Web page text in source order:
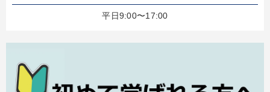
平日9:00〜17:00